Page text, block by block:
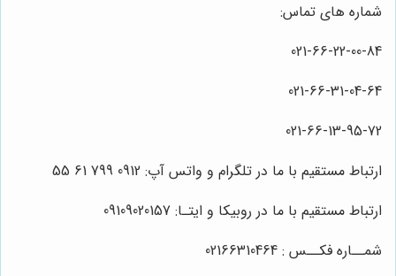
شماره های تماس:
021-66-22-00-84
021-66-31-04-64
021-66-13-95-72
ارتباط مستقیم با ما در تلگرام و واتس آپ: 0912 799 61 55
ارتباط مستقیم با ما در روبیکا و ایتـا: 09109020157
شمــاره فکــس : 02166310464